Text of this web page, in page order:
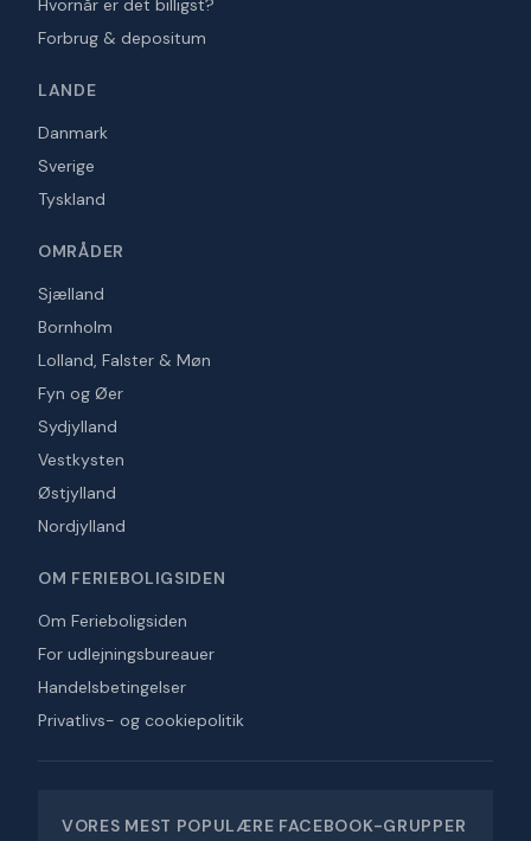
Hvornår er det billigst?
Forbrug & depositum
LANDE
Danmark
Sverige
Tyskland
OMRÅDER
Sjælland
Bornholm
Lolland, Falster & Møn
Fyn og Øer
Sydjylland
Vestkysten
Østjylland
Nordjylland
OM FERIEBOLIGSIDEN
Om Ferieboligsiden
For udlejningsbureauer
Handelsbetingelser
Privatlivs- og cookiepolitik
VORES MEST POPULÆRE FACEBOOK-GRUPPER